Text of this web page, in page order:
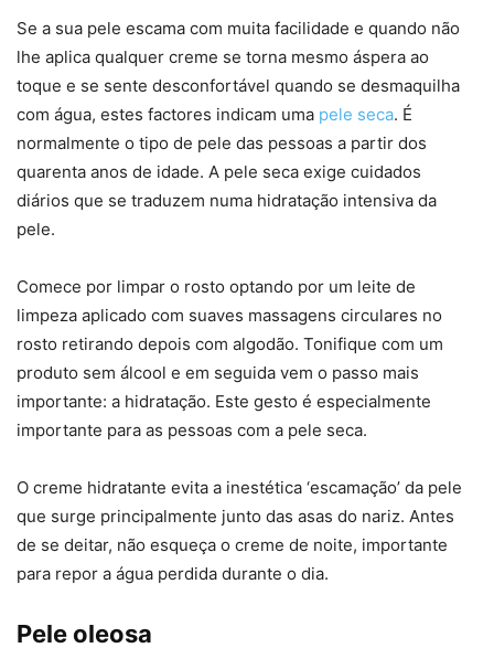
Se a sua pele escama com muita facilidade e quando não
lhe aplica qualquer creme se torna mesmo áspera ao
toque e se sente desconfortável quando se desmaquilha
com água, estes factores indicam uma pele seca. É
normalmente o tipo de pele das pessoas a partir dos
quarenta anos de idade. A pele seca exige cuidados
diários que se traduzem numa hidratação intensiva da
pele.
Comece por limpar o rosto optando por um leite de
limpeza aplicado com suaves massagens circulares no
rosto retirando depois com algodão. Tonifique com um
produto sem álcool e em seguida vem o passo mais
importante: a hidratação. Este gesto é especialmente
importante para as pessoas com a pele seca.
O creme hidratante evita a inestética ‘escamação’ da pele
que surge principalmente junto das asas do nariz. Antes
de se deitar, não esqueça o creme de noite, importante
para repor a água perdida durante o dia.
Pele oleosa